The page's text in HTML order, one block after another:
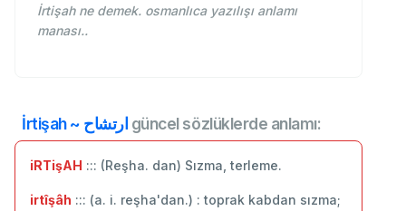
İrtişah ne demek. osmanlıca yazılışı anlamı
manası..
İrtişah ~ ارتشاح güncel sözlüklerde anlamı:
iRTişAH ::: (Reşha. dan) Sızma, terleme.
irtîşâh ::: (a. i. reşha'dan.) : toprak kabdan sızma;